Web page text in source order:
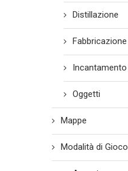
Distillazione
Fabbricazione
Incantamento
Oggetti
Mappe
Modalità di Gioco